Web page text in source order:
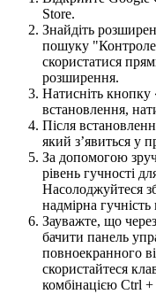
Store.
Знайдіть
пошуку
скористатися
розширення.
Натисніть кнопку
встановлення,
Після
який з’явиться у
За допомогою
рівень гучності
Насолоджуйтеся
надмірна
Зауважте, що
бачити панель
повноекранного
скористайтеся
комбінацією Ctrl